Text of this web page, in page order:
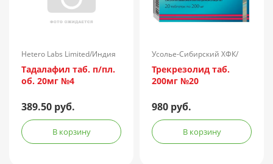
Hetero Labs Limited/Индия
Тадалафил таб. п/пл.
об. 20мг №4
389.50 руб.
В корзину
Усолье-Сибирский ХФК/
Россия
Трекрезолид таб.
200мг №20
980 руб.
В корзину